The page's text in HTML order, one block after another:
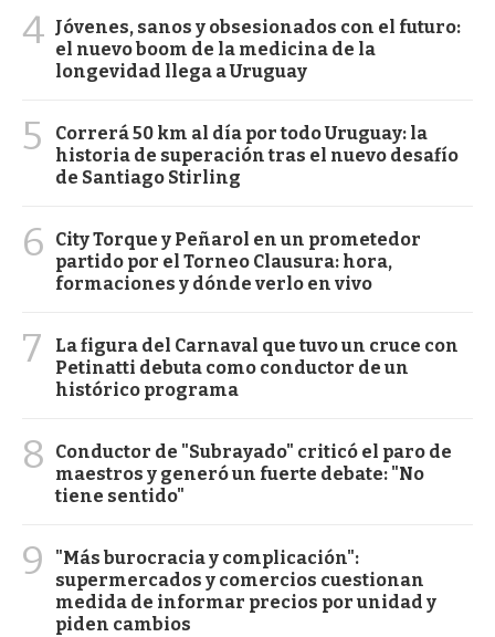
4 Jóvenes, sanos y obsesionados con el futuro:
el nuevo boom de la medicina de la
longevidad llega a Uruguay
5
Correrá 50 km al día por todo Uruguay: la
historia de superación tras el nuevo desafío
de Santiago Stirling
6
City Torque y Peñarol en un prometedor
partido por el Torneo Clausura: hora,
formaciones y dónde verlo en vivo
7
La figura del Carnaval que tuvo un cruce con
Petinatti debuta como conductor de un
histórico programa
8
Conductor de "Subrayado" criticó el paro de
maestros y generó un fuerte debate: "No
tiene sentido"
9
"Más burocracia y complicación":
supermercados y comercios cuestionan
medida de informar precios por unidad y
piden cambios